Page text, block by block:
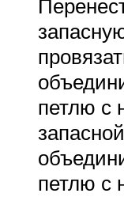
петлю с
петлю с